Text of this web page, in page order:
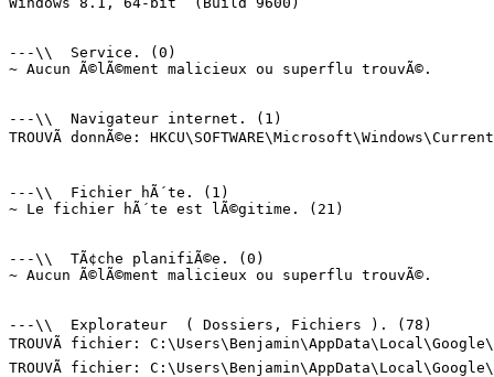
---\\  Service. (0)
~ Aucun Ã©lÃ©ment malicieux ou superflu trouvÃ©.
---\\  Navigateur internet. (1)
TROUVÃ donnÃ©e:
---\\  Fichier hÃ´te. (1)
~ Le fichier hÃ´te est lÃ©gitime. (21)
---\\  TÃ¢che planifiÃ©e. (0)
~ Aucun Ã©lÃ©ment malicieux ou superflu trouvÃ©.
---\\  Explorateur  ( Dossiers, Fichiers ). (78)
TROUVÃ fichier:
TROUVÃ fichier: